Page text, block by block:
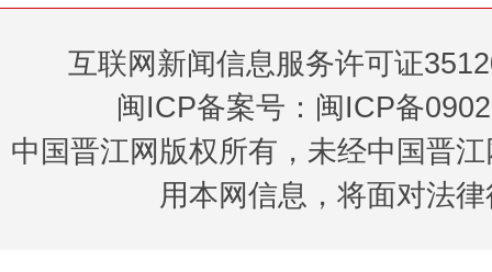
互联网新闻信息服务许可证
闽ICP备案号：闽ICP备
中国晋江网版权所有，未经中国晋
用本网信息，将面对法